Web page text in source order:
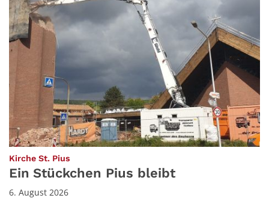
Kirche St. Pius
Ein Stückchen Pius bleibt
6. August 2026